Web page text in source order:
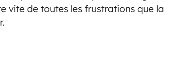
vite de toutes les frustrations que la